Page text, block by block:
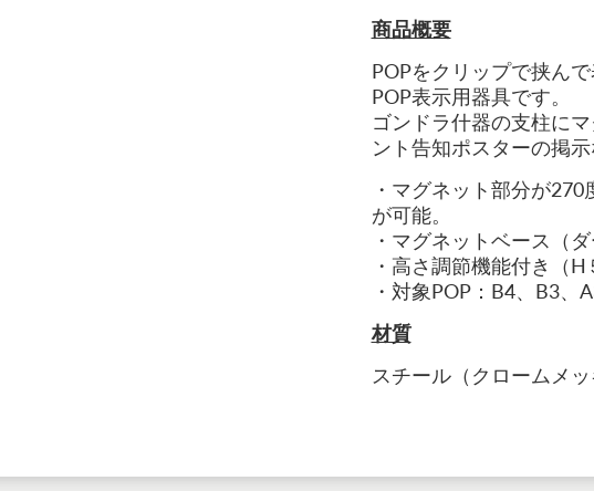
商品概要
POPをクリップで挟ん
POP表示用器具です。
ゴンドラ什器の支柱に
ント告知ポスターの掲示
・マグネット部分が
が可能。
・マグネットベース（
・高さ調節機能付き（H
・対象POP：B4、B3、
材質
スチール（クロームメ